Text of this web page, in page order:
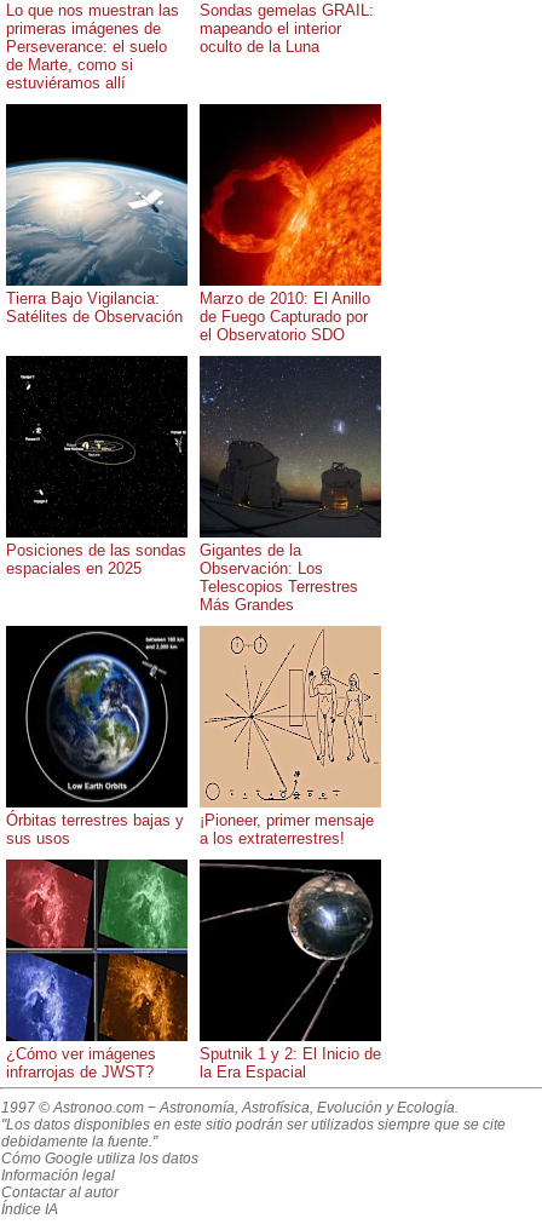
Lo que nos muestran las
primeras imágenes de
Perseverance: el suelo
de Marte, como si
estuviéramos allí
Sondas gemelas GRAIL:
mapeando el interior
oculto de la Luna
Tierra Bajo Vigilancia:
Satélites de Observación
Marzo de 2010: El Anillo
de Fuego Capturado por
el Observatorio SDO
Posiciones de las sondas
espaciales en 2025
Gigantes de la
Observación: Los
Telescopios Terrestres
Más Grandes
Órbitas terrestres bajas y
sus usos
¡Pioneer, primer mensaje
a los extraterrestres!
¿Cómo ver imágenes
infrarrojas de JWST?
Sputnik 1 y 2: El Inicio de
la Era Espacial
1997 © Astronoo.com − Astronomía, Astrofísica, Evolución y Ecología.
"Los datos disponibles en este sitio podrán ser utilizados siempre que se cite
debidamente la fuente."
Cómo Google utiliza los datos
Información legal
Contactar al autor
Índice IA